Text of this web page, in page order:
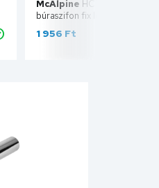
McAlpine HC1-40
búraszifon fix leeresztő
szeleppel, 5/4", 40mm
HC1-40
1 956 Ft